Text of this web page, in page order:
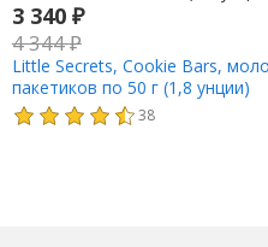
3 340 ₽
4 344₽
Little Secrets, Cookie Bars,
пакетиков по 50 г (1,8 унции)
38